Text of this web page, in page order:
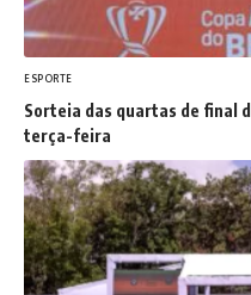
ESPORTE
Sorteia das quartas de final
terça-feira